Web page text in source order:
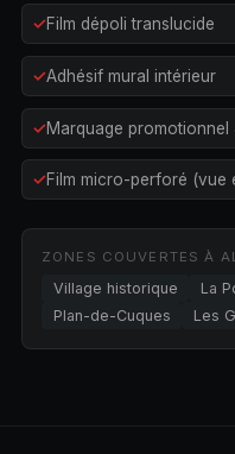
Film dépoli translucide
Adhésif mural intérieur
Marquage promotionnel
Film micro-perforé (vue
ZONES COUVERTES À
Village historique La
Plan-de-Cuques
Les